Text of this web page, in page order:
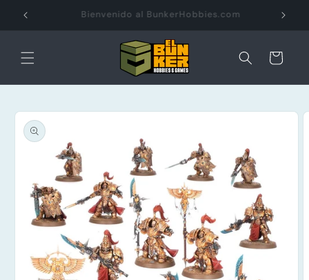
directamente
al contenido
Envios Gratis a partir de $3000 pesos
Carrito
directamente
a la
información
del producto